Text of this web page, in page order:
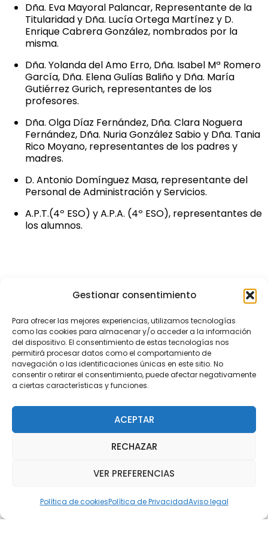
Gestionar consentimiento
Para ofrecer las mejores experiencias, utilizamos tecnologías
como las cookies para almacenar y/o acceder a la información
del dispositivo. El consentimiento de estas tecnologías nos
permitirá procesar datos como el comportamiento de
navegación o las identificaciones únicas en este sitio. No
consentir o retirar el consentimiento, puede afectar negativamente
a ciertas características y funciones.
ACEPTAR
RECHAZAR
VER PREFERENCIAS
Política de cookiesPolítica de PrivacidadAviso legal
Dña. Eva Mayoral Palancar, Representante de la
Titularidad y Dña. Lucía Ortega Martínez y D.
Enrique Cabrera González, nombrados por la
misma.
Dña. Yolanda del Amo Erro, Dña. Isabel Mª Romero
García, Dña. Elena Gulías Baliño y Dña. María
Gutiérrez Gurich, representantes de los
profesores.
Dña. Olga Díaz Fernández, Dña. Clara Noguera
Fernández, Dña. Nuria González Sabio y Dña. Tania
Rico Moyano, representantes de los padres y
madres.
D. Antonio Domínguez Masa, representante del
Personal de Administración y Servicios.
A.P.T.(4º ESO) y A.P.A. (4º ESO), representantes de
los alumnos.
Claustro de profesores
El Claustro de Profesores está integrado por los 29
profesores que prestan sus servicios en este Centro,
incluyendo la orientadora.
Equipo directivo
Coordinador del centro: D. Jesús Aller Ramos